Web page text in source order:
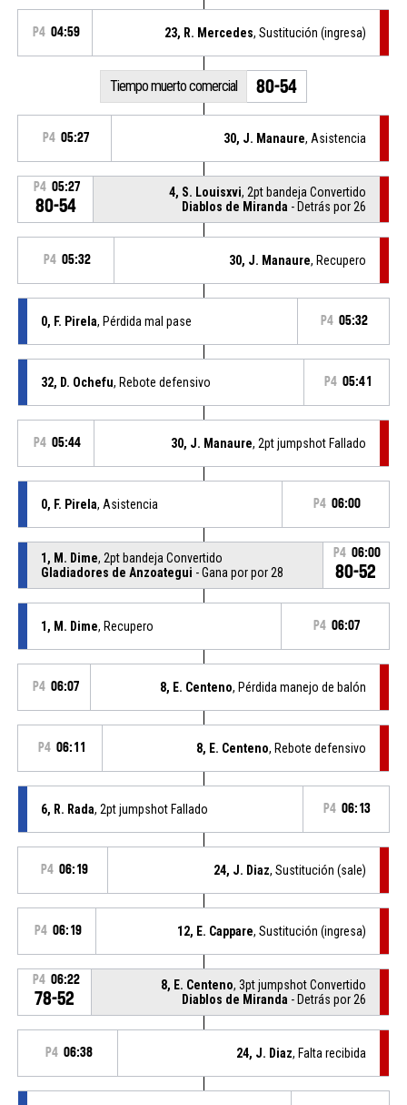
P4 04:59 23, R. Mercedes, Sustitución (ingresa)
Tiempo muerto comercial 80-54
P4 05:27 30, J. Manaure, Asistencia
P4 05:27
80-54
4, S. Louisxvi, 2pt bandeja Convertido
Diablos de Miranda - Detrás por 26
P4 05:32 30, J. Manaure, Recupero
0, F. Pirela, Pérdida mal pase P4 05:32
32, D. Ochefu, Rebote defensivo P4 05:41
P4 05:44 30, J. Manaure, 2pt jumpshot Fallado
0, F. Pirela, Asistencia P4 06:00
1, M. Dime, 2pt bandeja Convertido
Gladiadores de Anzoategui - Gana por por 28
P4 06:00
80-52
1, M. Dime, Recupero P4 06:07
P4 06:07 8, E. Centeno, Pérdida manejo de balón
P4 06:11 8, E. Centeno, Rebote defensivo
6, R. Rada, 2pt jumpshot Fallado P4 06:13
P4 06:19 24, J. Diaz, Sustitución (sale)
P4 06:19 12, E. Cappare, Sustitución (ingresa)
P4 06:22
78-52
8, E. Centeno, 3pt jumpshot Convertido
Diablos de Miranda - Detrás por 26
P4 06:38 24, J. Diaz, Falta recibida